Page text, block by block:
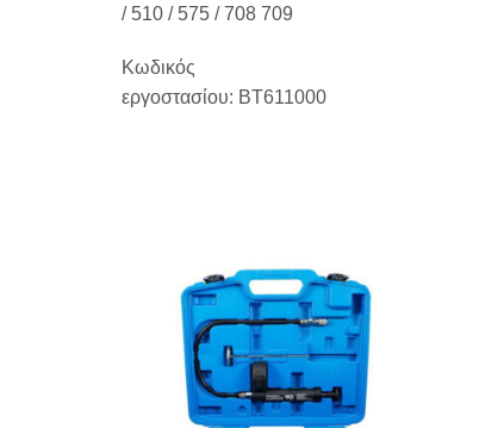
/ 510 / 575 / 708 709
Κωδικός
εργοστασίου: BT611000